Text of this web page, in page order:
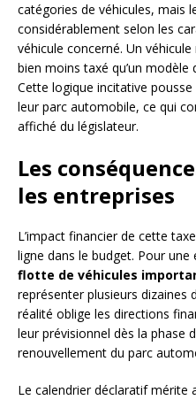
catégories de véhicules, mais
considérablement selon les
véhicule concerné. Un
bien moins taxé qu’un
Cette logique incitative
leur parc automobile, ce qui
affiché du législateur.
Les
les entreprises
L’impact financier de cette
ligne dans le budget. Pour une
flotte de véhicules
représenter plusieurs dizaines
réalité oblige les directions
leur prévisionnel dès la phase
renouvellement du parc
Le calendrier déclaratif mérite